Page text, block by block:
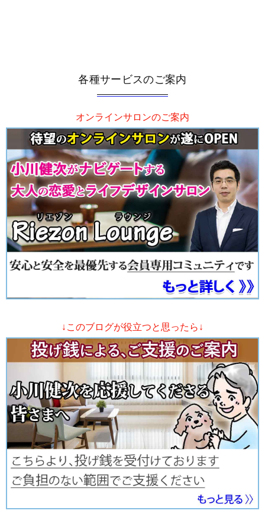
各種サービスのご案内
オンラインサロンのご案内
↓このブログが役立つと思ったら↓